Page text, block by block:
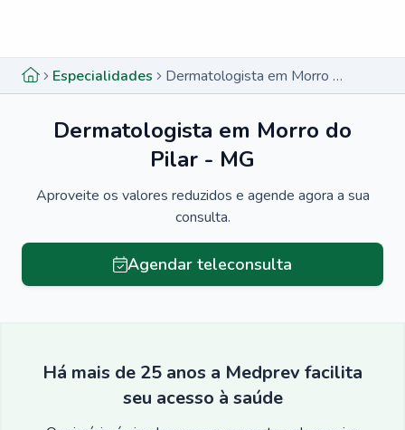
Especialidades Dermatologista em Morro do Pilar - MG
Dermatologista em Morro do
Pilar - MG
Aproveite os valores reduzidos e agende agora a sua
consulta.
Agendar teleconsulta
Há mais de 25 anos a Medprev facilita
seu acesso à saúde